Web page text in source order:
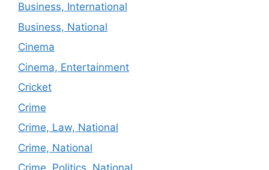
Business, International
Business, National
Cinema
Cinema, Entertainment
Cricket
Crime
Crime, Law, National
Crime, National